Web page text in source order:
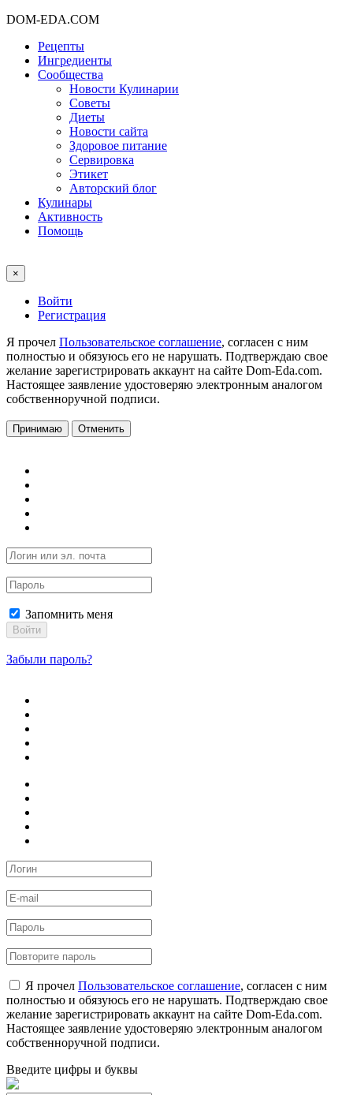
DOM-EDA.COM
Рецепты
Ингредиенты
Сообщества
Новости Кулинарии
Советы
Диеты
Новости сайта
Здоровое питание
Сервировка
Этикет
Авторский блог
Кулинары
Активность
Помощь
×
Войти
Регистрация
Я прочел Пользовательское соглашение, согласен с ним
полностью и обязуюсь его не нарушать. Подтверждаю свое
желание зарегистрировать аккаунт на сайте Dom-Eda.com.
Настоящее заявление удостоверяю электронным аналогом
собственноручной подписи.
Принимаю Отменить
Запомнить меня
Войти
Забыли пароль?
Я прочел Пользовательское соглашение, согласен с ним
полностью и обязуюсь его не нарушать. Подтверждаю свое
желание зарегистрировать аккаунт на сайте Dom-Eda.com.
Настоящее заявление удостоверяю электронным аналогом
собственноручной подписи.
Введите цифры и буквы